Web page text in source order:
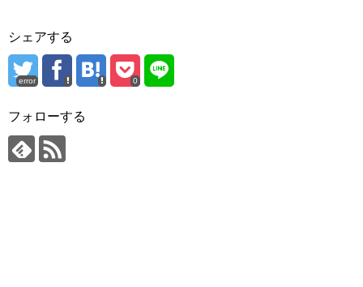
シェアする
error 0
フォローする